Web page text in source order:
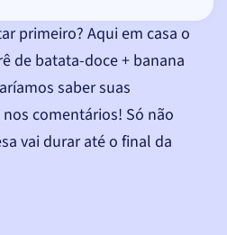
primeiro? Aqui em casa o
de batata-doce + banana
saber suas
comentários! Só não
vai durar até o final da